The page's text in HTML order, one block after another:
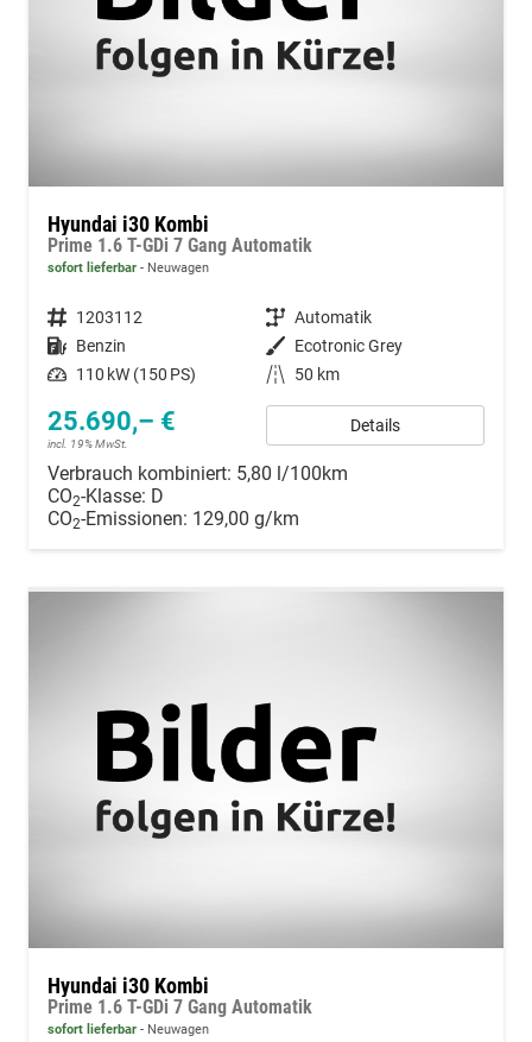
Hyundai i30 Kombi
Prime 1.6 T-GDi 7 Gang Automatik
sofort lieferbar Neuwagen
Fahrzeugnummer 1203112 Getriebe Automatik
Kraftstoff Benzin Außenfarbe Ecotronic Grey
Leistung 110 kW (150 PS) Kilometerstand 50 km
25.690,– €
incl. 19% MwSt.
Details
Verbrauch kombiniert: 5,80 l/100km
CO2-Klasse: D
CO2-Emissionen: 129,00 g/km
Hyundai i30 Kombi
Prime 1.6 T-GDi 7 Gang Automatik
sofort lieferbar Neuwagen